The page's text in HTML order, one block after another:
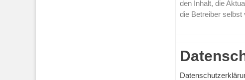
den Inhalt, die
die Betreiber selbst